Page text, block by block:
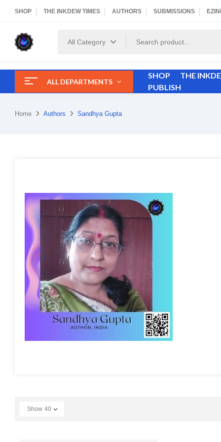
SHOP THE INKDEW TIMES AUTHORS SUBMISSIONS
All Category
ALL DEPARTMENTS
SHOP
THE
PUBLISH
Home Authors Sandhya Gupta
Show 40